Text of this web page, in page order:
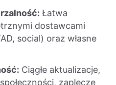
Łatwa
dostawcami
social) oraz własne
Ciągłe aktualizacje,
zaplecze